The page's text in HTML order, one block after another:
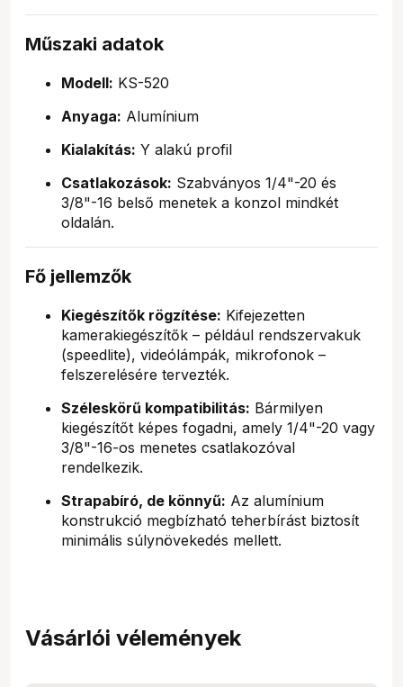
Műszaki adatok
Modell: KS-520
Anyaga: Alumínium
Kialakítás: Y alakú profil
Csatlakozások: Szabványos 1/4"-20 és
3/8"-16 belső menetek a konzol mindkét
oldalán.
Fő jellemzők
Kiegészítők rögzítése: Kifejezetten
kamerakiegészítők – például rendszervakuk
(speedlite), videólámpák, mikrofonok –
felszerelésére tervezték.
Széleskörű kompatibilitás: Bármilyen
kiegészítőt képes fogadni, amely 1/4"-20 vagy
3/8"-16-os menetes csatlakozóval
rendelkezik.
Strapabíró, de könnyű: Az alumínium
konstrukció megbízható teherbírást biztosít
minimális súlynövekedés mellett.
Vásárlói vélemények